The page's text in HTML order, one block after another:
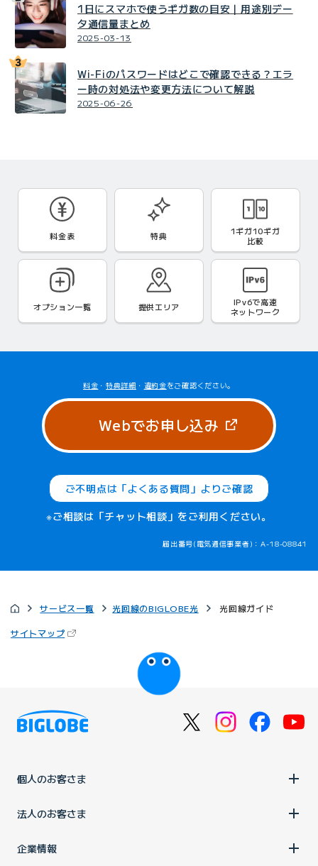
1日にスマホで使うギガ数の目安｜用途別デー
タ通信量まとめ
2025-03-13
Wi-Fiのパスワードはどこで確認できる？エラ
ー時の対処法や変更方法について解説
2025-06-26
料金表 特典
1ギガ10ギガ
比較
オプション一覧 提供エリア IPv6で高速
ネットワーク
料金 ・特典詳細 ・ 違約金をご確認ください。
Webでお申し込み （新しいタブ
ご不明点は「よくある質問」よりご確認
※ご相談は「チャット相談」をご利用ください。
届出番号(電気通信事業者)：A-18-08841
サービス一覧 光回線のBIGLOBE光 光回線ガイド
サイトマップ（新しいタブで開きます）
個人のお客さま
法人のお客さま
企業情報